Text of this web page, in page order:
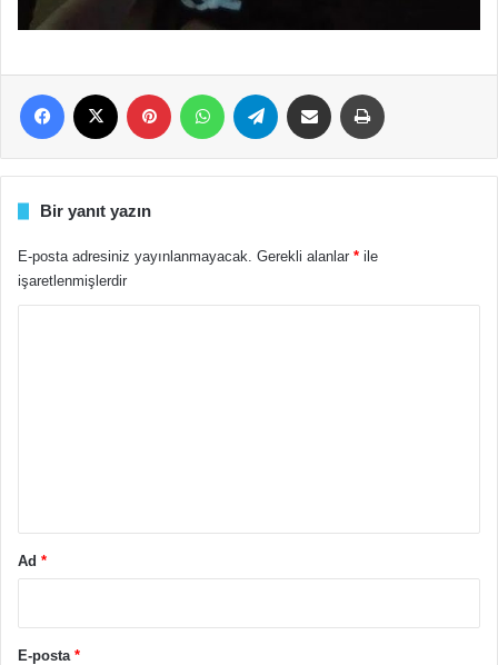
Facebook Pinterest WhatsApp Telegram E-Posta ile paylaş
Bir yanıt yazın
E-posta adresiniz yayınlanmayacak. Gerekli alanlar * ile
işaretlenmişlerdir
Ad *
E-posta *